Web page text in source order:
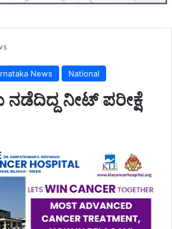
News National
ನೀಟ್ ಪರೀಕ್ಷೆ